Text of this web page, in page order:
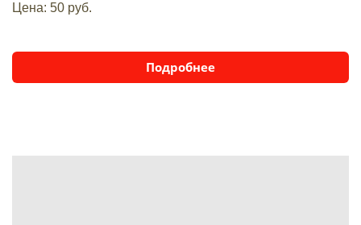
Цена: 50 руб.
Подробнее